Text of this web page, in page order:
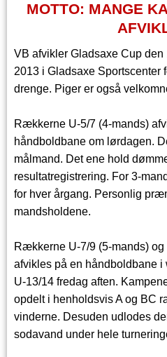
MOTTO: MANGE
VB afvikler Gladsaxe Cup den
2013 i Gladsaxe Sportscenter
drenge. Piger er også
Rækkerne U-5/7 (4-mands)
håndboldbane om lørdagen.
målmand. Det ene hold
resultatregistrering. For 3-
for hver årgang. Personlig
mandsholdene.
Rækkerne U-7/9 (5-mands) og
afvikles på en håndboldbane i
U-13/14 fredag aften.
opdelt i henholdsvis A og BC
vinderne. Desuden udlodes
sodavand under hele